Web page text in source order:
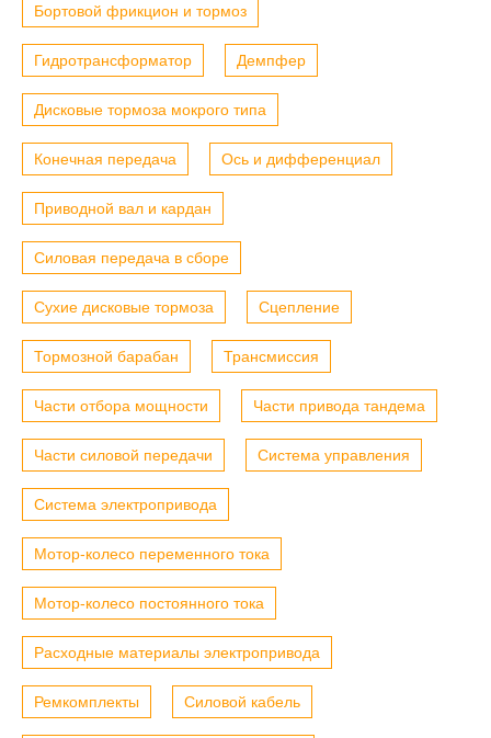
Бортовой фрикцион и тормоз
Гидротрансформатор Демпфер
Дисковые тормоза мокрого типа
Конечная передача Ось и дифференциал
Приводной вал и кардан
Силовая передача в сборе
Сухие дисковые тормоза Сцепление
Тормозной барабан Трансмиссия
Части отбора мощности Части привода тандема
Части силовой передачи Система управления
Система электропривода
Мотор-колесо переменного тока
Мотор-колесо постоянного тока
Расходные материалы электропривода
Ремкомплекты Силовой кабель